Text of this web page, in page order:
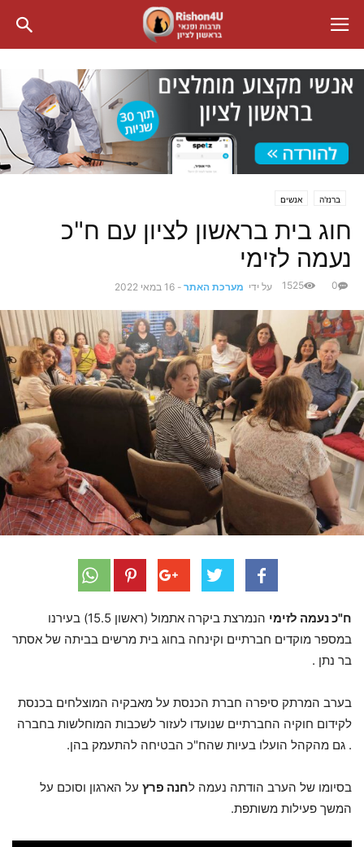
ברנז'ה אנשים
חוג בית בראשון לציון עם ח"כ
נעמה לזימי
על ידי מערכת האתר - 16 במאי 2022 0
1525
ח"כ נעמה לזימי
הנמרצת ביקרה אתמול (ראשון 15.5) בעירנו
במספר מוקדים חברתיים וקינחה בחוג בית מרשים בביתה של אסתר
בר נתן .
בערב המרתק סיפרה חברת הכנסת על מאבקיה המוצלחים בכנסת
לקידום חוקיה החברתיים שנועדו לעזור לשכבות המוחלשות בחברה
. גם מהקהל הועלו בעיות שהח"כ הבטיחה להתעמק בהן.
בסיומו של הערב הודתה נעמה לחנה פרץ על הארגון וסוכם על
המשך פעילות משותפת.